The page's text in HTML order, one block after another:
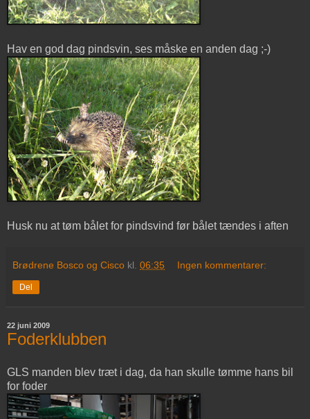
Hav en god dag pindsvin, ses måske en anden dag ;-)
Husk nu at tøm bålet for pindsvind før bålet tændes i aften
Brødrene Bosco og Cisco kl. 06:35 Ingen kommentarer:
Del
22 juni 2009
Foderklubben
GLS manden blev træt i dag, da han skulle tømme hans bil
for foder